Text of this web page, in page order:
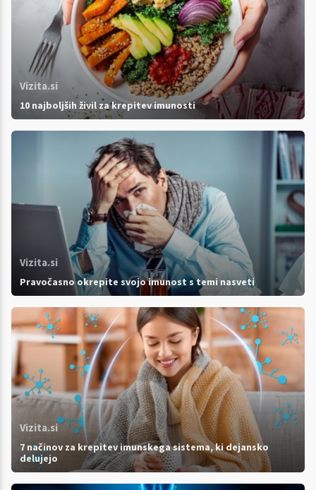
Vizita.si
10 najboljših živil za krepitev imunosti
Vizita.si
Pravočasno okrepite svojo imunost s temi nasveti
Vizita.si
7 načinov za krepitev imunskega sistema, ki dejansko
delujejo